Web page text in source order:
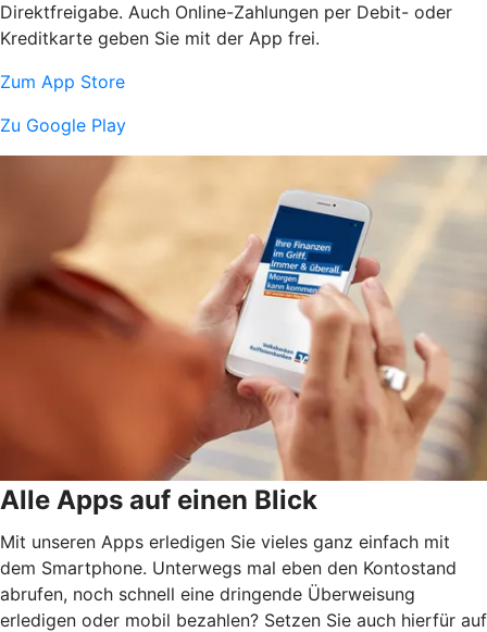
Direktfreigabe. Auch Online-Zahlungen per Debit- oder
Kreditkarte geben Sie mit der App frei.
Zum App Store
Zu Google Play
Alle Apps auf einen Blick
Mit unseren Apps erledigen Sie vieles ganz einfach mit
dem Smartphone. Unterwegs mal eben den Kontostand
abrufen, noch schnell eine dringende Überweisung
erledigen oder mobil bezahlen? Setzen Sie auch hierfür auf